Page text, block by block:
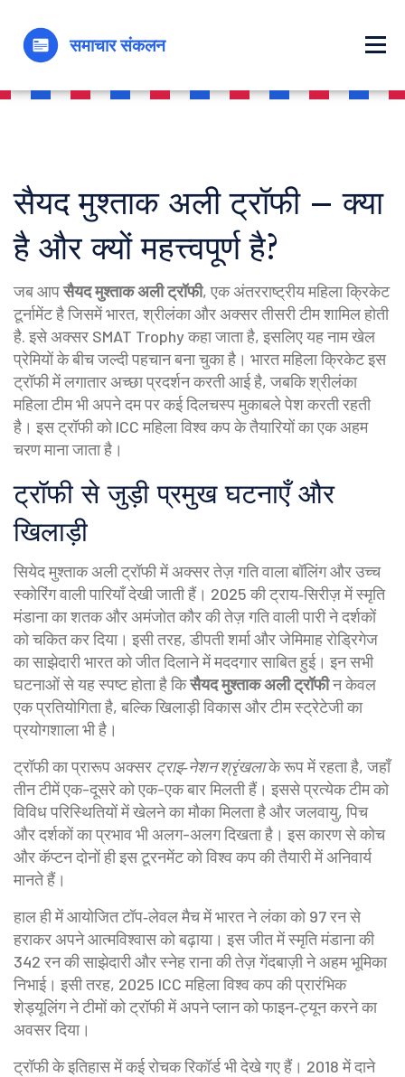
सैयद मुश्ताक अली ट्रॉफी – क्या
है और क्यों महत्त्वपूर्ण है?
जब आपसैयद मुश्ताक अली ट्रॉफी,एक अंतरराष्ट्रीय महिला क्रिकेट
टूर्नामेंट है जिसमें भारत, श्रीलंका और अक्सर तीसरी टीम शामिल होती
है. इसे अक्सर SMAT Trophyकहा जाता है, इसलिए यह नाम खेल
प्रेमियों के बीच जल्दी पहचान बना चुका है। भारत महिला क्रिकेटइस
ट्रॉफी में लगातार अच्छा प्रदर्शन करती आई है, जबकिश्रीलंका
महिला टीमभी अपने दम पर कई दिलचस्प मुकाबले पेश करती रहती
है। इस ट्रॉफी कोICC महिला विश्व कपके तैयारियों का एक अहम
चरण माना जाता है।
ट्रॉफी से जुड़ी प्रमुख घटनाएँ और
खिलाड़ी
सियेद मुश्ताक अली ट्रॉफी में अक्सर तेज़ गति वाला बॉलिंग और उच्च
स्कोरिंग वाली पारियाँ देखी जाती हैं। 2025 की ट्राय‑सिरीज़ में स्मृति
मंडाना का शतक और अमंजोत कौर की तेज़ गति वाली पारी ने दर्शकों
को चकित कर दिया। इसी तरह, डीपती शर्मा और जेमिमाह रोड्रिगेज
का साझेदारी भारत को जीत दिलाने में मददगार साबित हुई। इन सभी
घटनाओं से यह स्पष्ट होता है किसैयद मुश्ताक अली ट्रॉफीन केवल
एक प्रतियोगिता है, बल्कि खिलाड़ी विकास और टीम स्ट्रेटेजी का
प्रयोगशाला भी है।
ट्रॉफी का प्रारूप अक्सर ट्राइ‑नेशन श्रृंखलाके रूप में रहता है, जहाँ
तीन टीमें एक-दूसरे को एक-एक बार मिलती हैं। इससे प्रत्येक टीम को
विविध परिस्थितियों में खेलने का मौका मिलता है और जलवायु, पिच
और दर्शकों का प्रभाव भी अलग-अलग दिखता है। इस कारण से कोच
और कॅप्टन दोनों ही इस टूरनमेंट को विश्व कप की तैयारी में अनिवार्य
मानते हैं।
हाल ही में आयोजित टॉप‑लेवल मैच में भारत ने लंका को 97 रन से
हराकर अपने आत्मविश्वास को बढ़ाया। इस जीत में स्मृति मंडाना की
342 रन की साझेदारी और स्नेह राना की तेज़ गेंदबाज़ी ने अहम भूमिका
निभाई। इसी तरह, 2025 ICC महिला विश्व कप की प्रारंभिक
शेड्यूलिंग ने टीमों को ट्रॉफी में अपने प्लान को फाइन‑ट्यून करने का
अवसर दिया।
ट्रॉफी के इतिहास में कई रोचक रिकॉर्ड भी देखे गए हैं। 2018 में दाने